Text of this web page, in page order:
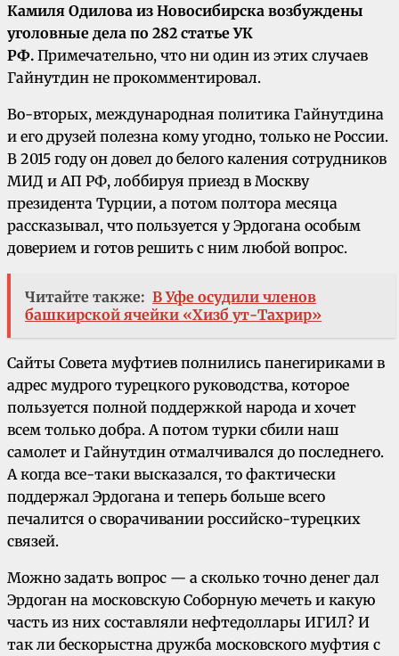
Камиля Одилова из Новосибирска возбуждены
уголовные дела по 282 статье УК
РФ. Примечательно, что ни один из этих случаев
Гайнутдин не прокомментировал.
Во-вторых, международная политика Гайнутдина
и его друзей полезна кому угодно, только не России.
В 2015 году он довел до белого каления сотрудников
МИД и АП РФ, лоббируя приезд в Москву
президента Турции, а потом полтора месяца
рассказывал, что пользуется у Эрдогана особым
доверием и готов решить с ним любой вопрос.
Читайте также: В Уфе осудили членов
башкирской ячейки «Хизб ут-Тахрир»
Сайты Совета муфтиев полнились панегириками в
адрес мудрого турецкого руководства, которое
пользуется полной поддержкой народа и хочет
всем только добра. А потом турки сбили наш
самолет и Гайнутдин отмалчивался до последнего.
А когда все-таки высказался, то фактически
поддержал Эрдогана и теперь больше всего
печалится о сворачивании российско-турецких
связей.
Можно задать вопрос — а сколько точно денег дал
Эрдоган на московскую Соборную мечеть и какую
часть из них составляли нефтедоллары ИГИЛ? И
так ли бескорыстна дружба московского муфтия с